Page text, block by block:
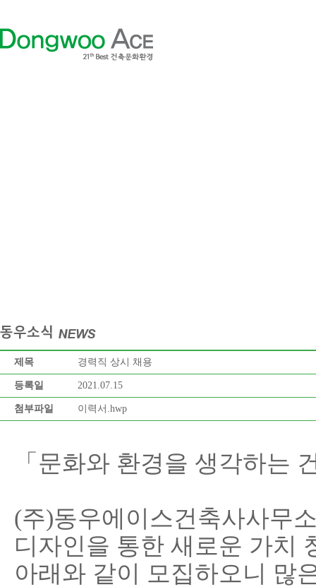
제목 경력직 상시 채용
등록일 2021.07.15
첨부파일 이력서.hwp
「문화와 환경을 생각하는
(주)동우에이스건축사사무
디자인을 통한 새로운 가치
아래와 같이 모집하오니 많